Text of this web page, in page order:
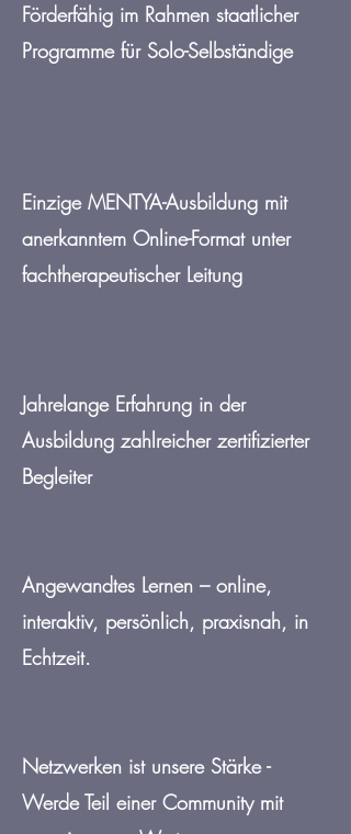
Förderfähig im Rahmen staatlicher
Programme für Solo-Selbständige
Einzige MENTYA-Ausbildung mit
anerkanntem Online-Format unter
fachtherapeutischer Leitung
Jahrelange Erfahrung in der
Ausbildung zahlreicher zertifizierter
Begleiter
Angewandtes Lernen – online,
interaktiv, persönlich, praxisnah, in
Echtzeit.
Netzwerken ist unsere Stärke -
Werde Teil einer Community mit